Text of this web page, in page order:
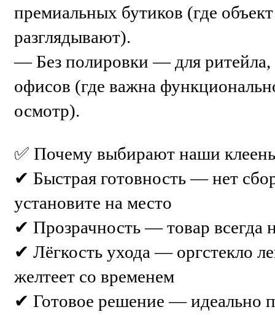
премиальных бутиков (где
разглядывают).
— Без полировки — для ритейла,
офисов (где важна
осмотр).
✅ Почему выбирают наши
✔ Быстрая готовность — нет
установите на место
✔ Прозрачность — товар всегда
✔ Лёгкость ухода — оргстекло
желтеет со временем
✔ Готовое решение — идеально